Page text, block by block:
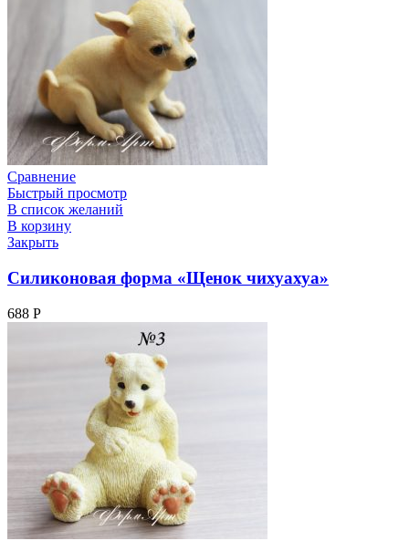
Сравнение
Быстрый просмотр
В список желаний
В корзину
Закрыть
Силиконовая форма «Щенок чихуахуа»
688 Р